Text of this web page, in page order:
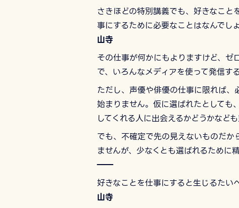
さきほどの特別講義でも、好きなこと
事にするために必要なことはなんでし
山寺
その仕事が何かにもよりますけど、ゼ
で、いろんなメディアを使って発信す
ただし、声優や俳優の仕事に限れば、
始まりません。仮に選ばれたとしても
してくれる人に出会えるかどうかなど
でも、不確定で先の見えないものだか
ませんが、少なくとも選ばれるために
――
好きなことを仕事にすると生じるたい
山寺